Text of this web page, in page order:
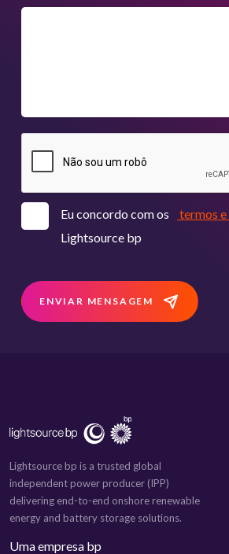
Eu concordo com os termos
Lightsource bp
ENVIAR MENSAGEM
Lightsource bp is a trusted global
independent power producer (IPP)
delivering end-to-end onshore renewable
energy and battery storage solutions.
Uma empresa bp